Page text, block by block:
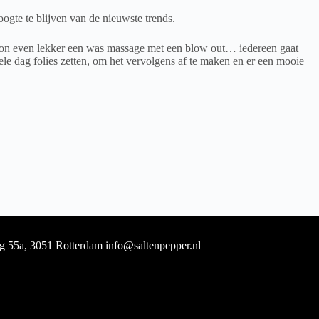
te blijven van de nieuwste trends.
even lekker een was massage met een blow out… iedereen gaat
folies zetten, om het vervolgens af te maken en er een mooie
55a, 3051 Rotterdam info@saltenpepper.nl